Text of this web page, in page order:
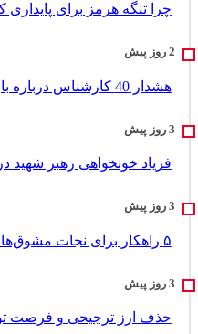
چرا تنگه هرمز برای
هشدار 40 کارشناس درباره باز شدن تنگه هرمز
فریاد خونخواهی رهبر شهید
۵ راهکار برای نجات مشوق‌های مالیاتی از رانت و فساد
حذف ارز ترجیحی و فرصت